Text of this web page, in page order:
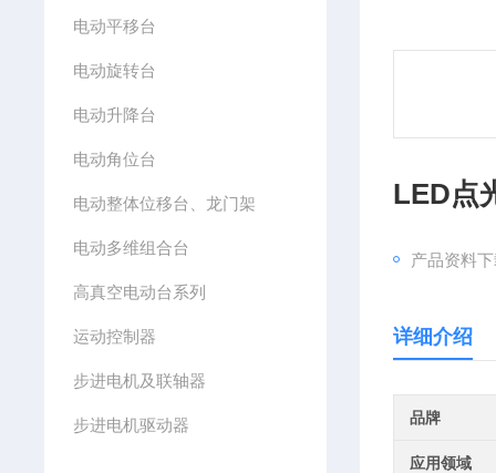
电动平移台
电动旋转台
电动升降台
电动角位台
电动整体位移台、龙门架
电动多维组合台
高真空电动台系列
运动控制器
步进电机及联轴器
步进电机驱动器
LED点
产品资料
详细介绍
品牌
应用领域